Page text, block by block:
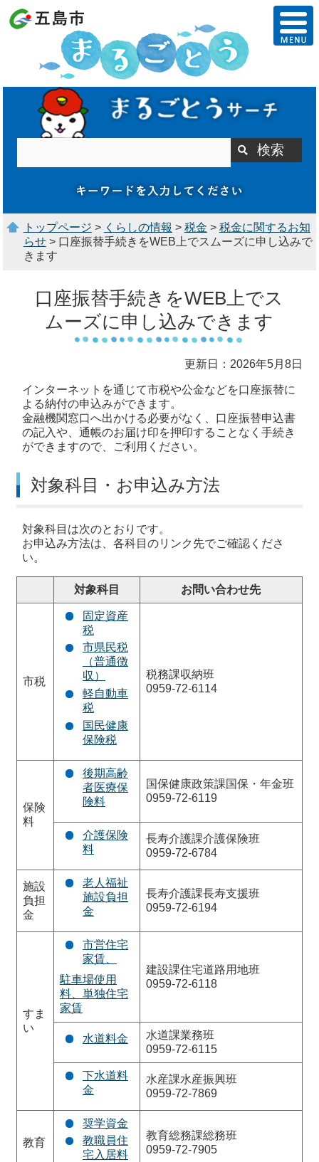
トップページ > くらしの情報 > 税金 > 税金に関するお知
らせ> 口座振替手続きをWEB上でスムーズに申し込みで
きます
口座振替手続きをWEB上でス
ムーズに申し込みできます
更新日：2026年5月8日
インターネットを通じて市税や公金などを口座振替に
よる納付の申込みができます。
金融機関窓口へ出かける必要がなく、口座振替申込書
の記入や、通帳のお届け印を押印することなく手続き
ができますので、ご利用ください。
対象科目・お申込み方法
対象科目は次のとおりです。
お申込み方法は、各科目のリンク先でご確認くださ
い。
対象科目 お問い合わせ先
市税
固定資産
税
市県民税
（普通徴
収）
軽自動車
税
国民健康
保険税
税務課収納班
0959-72-6114
保険
料
後期高齢
者医療保
険料
国保健康政策課国保・年金班
0959-72-6119
介護保険
料
長寿介護課介護保険班
0959-72-6784
施設
負担
金
老人福祉
施設負担
金
長寿介護課長寿支援班
0959-72-6194
すま
い
市営住宅
家賃、
駐車場使用
料、単独住宅
家賃
建設課住宅道路用地班
0959-72-6118
水道料金
水道課業務班
0959-72-6115
下水道料
金
水産課水産振興班
0959-72-7869
教育
奨学資金
教職員住
宅入居料
教育総務課総務班
0959-72-7905